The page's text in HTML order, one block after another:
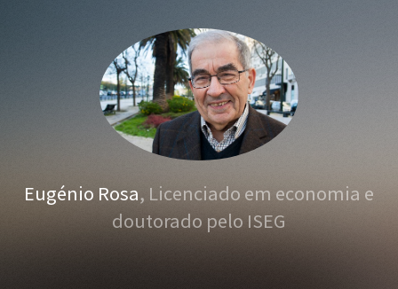
Eugénio Rosa, Licenciado em economia e
doutorado pelo ISEG